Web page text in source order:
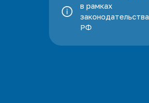
в рамках
законодательства
РФ